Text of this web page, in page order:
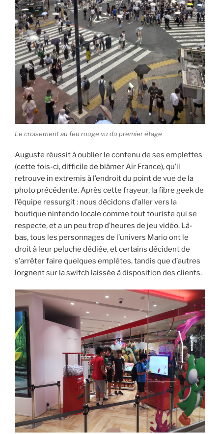
Le croisement au feu rouge vu du premier étage
Auguste réussit à oublier le contenu de ses emplettes
(cette fois-ci, difficile de blâmer Air France), qu’il
retrouve in extremis à l’endroit du point de vue de la
photo précédente. Après cette frayeur, la fibre geek de
l’équipe ressurgit : nous décidons d’aller vers la
boutique nintendo locale comme tout touriste qui se
respecte, et a un peu trop d’heures de jeu vidéo. Là-
bas, tous les personnages de l’univers Mario ont le
droit à leur peluche dédiée, et certains décident de
s’arrêter faire quelques emplêtes, tandis que d’autres
lorgnent sur la switch laissée à disposition des clients.